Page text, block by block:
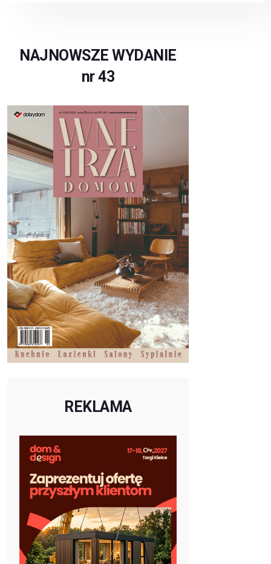
NAJNOWSZE WYDANIE
nr 43
REKLAMA